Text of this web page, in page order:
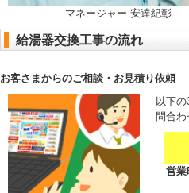
マネージャー 安達紀彰
給湯器交換工事の流れ
お客さまからのご相談・お見積り依頼
以下
問合わ
営業